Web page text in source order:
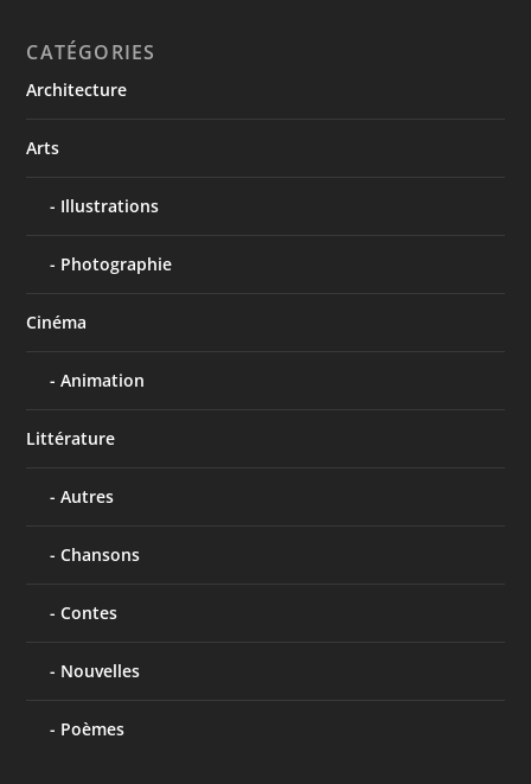
CATÉGORIES
Architecture
Arts
Illustrations
Photographie
Cinéma
Animation
Littérature
Autres
Chansons
Contes
Nouvelles
Poèmes